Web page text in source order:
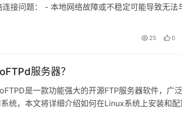
接问题： - 本地网络故障或不稳定可能导致无法
器上的防火墙可能阻止了ICMP（Internet控制消息
25 0
服务器？
是一款功能强大的开源FTP服务器软件，广
统，本文将详细介绍如何在Linux系统上安装和配